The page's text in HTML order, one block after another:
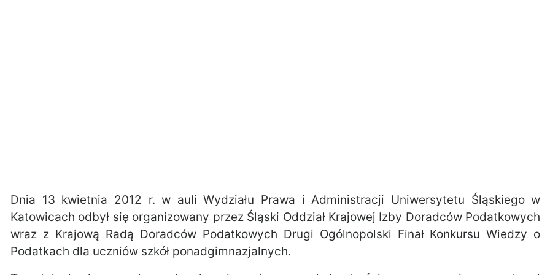
Dnia 13 kwietnia 2012 r. w auli Wydziału Prawa i Administracji Uniwersytetu Śląskiego w
Katowicach odbył się organizowany przez Śląski Oddział Krajowej Izby Doradców Podatkowych
wraz z Krajową Radą Doradców Podatkowych Drugi Ogólnopolski Finał Konkursu Wiedzy o
Podatkach dla uczniów szkół ponadgimnazjalnych.